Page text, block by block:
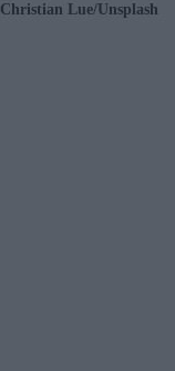
Christian Lue/Unsplash